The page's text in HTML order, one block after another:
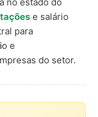
e salário
para
e
do setor.